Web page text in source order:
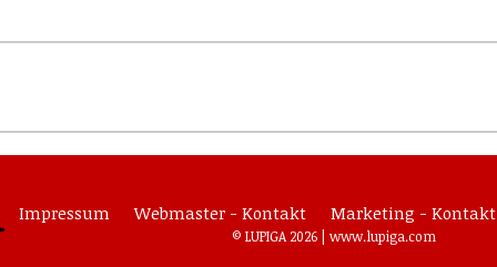
Impressum Webmaster - Kontakt Marketing - Kontakt
© LUPIGA 2026 | www.lupiga.com